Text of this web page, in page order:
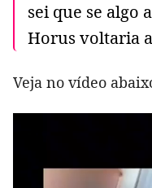
sei que se algo
Horus voltaria
Veja no vídeo